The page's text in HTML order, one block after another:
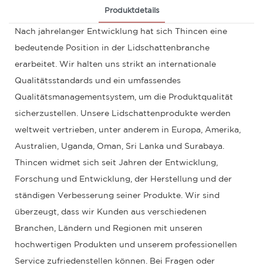
Produktdetails
Nach jahrelanger Entwicklung hat sich Thincen eine
bedeutende Position in der Lidschattenbranche
erarbeitet. Wir halten uns strikt an internationale
Qualitätsstandards und ein umfassendes
Qualitätsmanagementsystem, um die Produktqualität
sicherzustellen. Unsere Lidschattenprodukte werden
weltweit vertrieben, unter anderem in Europa, Amerika,
Australien, Uganda, Oman, Sri Lanka und Surabaya.
Thincen widmet sich seit Jahren der Entwicklung,
Forschung und Entwicklung, der Herstellung und der
ständigen Verbesserung seiner Produkte. Wir sind
überzeugt, dass wir Kunden aus verschiedenen
Branchen, Ländern und Regionen mit unseren
hochwertigen Produkten und unserem professionellen
Service zufriedenstellen können. Bei Fragen oder